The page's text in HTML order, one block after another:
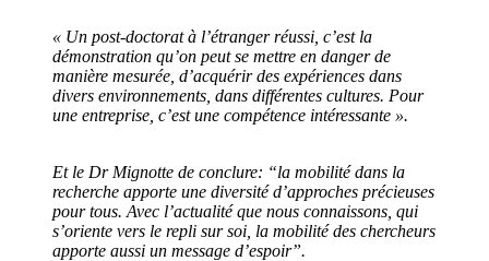
« Un post-doctorat à l’étranger réussi, c’est la
démonstration qu’on peut se mettre en danger de
manière mesurée, d’acquérir des expériences dans
divers environnements, dans différentes cultures. Pour
une entreprise, c’est une compétence intéressante ».
Et le Dr Mignotte de conclure: “la mobilité dans la
recherche apporte une diversité d’approches précieuses
pour tous. Avec l’actualité que nous connaissons, qui
s’oriente vers le repli sur soi, la mobilité des chercheurs
apporte aussi un message d’espoir”.